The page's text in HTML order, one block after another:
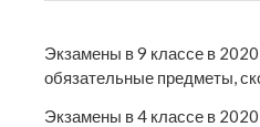
Экзамены в 9 классе в 2020
обязательные предметы,
Экзамены в 4 классе в